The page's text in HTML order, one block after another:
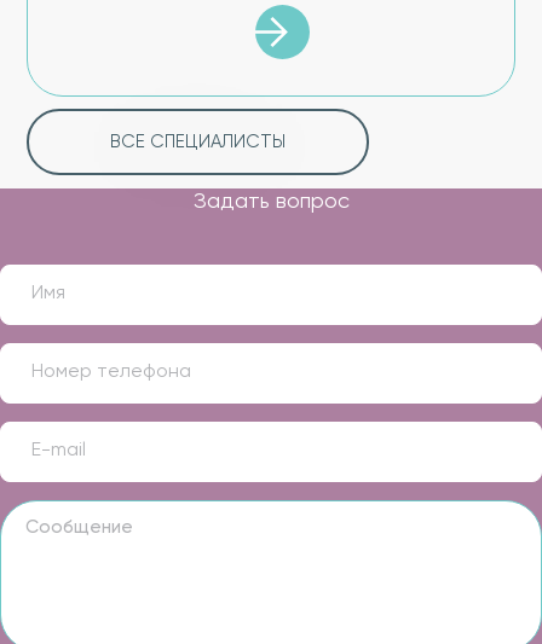
ВСЕ СПЕЦИАЛИСТЫ
Задать вопрос